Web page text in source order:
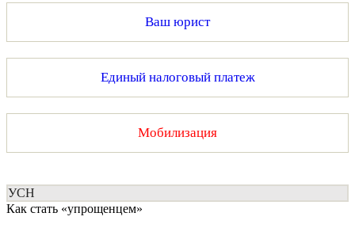
Ваш юрист
Единый налоговый платеж
Мобилизация
УСН
Как стать «упрощенцем»